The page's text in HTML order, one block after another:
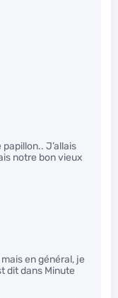
J’allais
notre bon vieux
en général, je
dit dans Minute